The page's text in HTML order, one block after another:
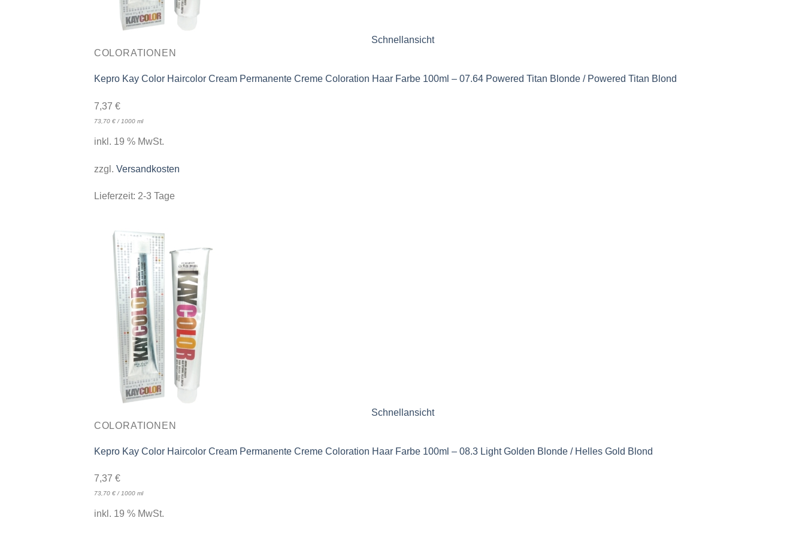
Schnellansicht
COLORATIONEN
Kepro Kay Color Haircolor Cream Permanente Creme Coloration Haar Farbe 100ml – 07.64 Powered Titan Blonde / Powered Titan Blond
7,37 €
73,70 €/ 1000 ml
inkl. 19 % MwSt.
zzgl. Versandkosten
Lieferzeit: 2-3 Tage
Schnellansicht
COLORATIONEN
Kepro Kay Color Haircolor Cream Permanente Creme Coloration Haar Farbe 100ml – 08.3 Light Golden Blonde / Helles Gold Blond
7,37 €
73,70 €/1000 ml
inkl. 19 % MwSt.